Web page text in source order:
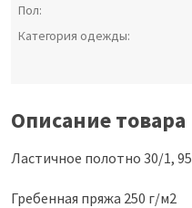
Пол:
Категория одежды:
Описание товара
Ластичное полотно 30/1,
Гребенная пряжа 250 г/м2